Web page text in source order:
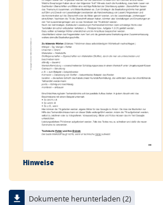
Hinweise
file_download Dokumente herunterladen (2)